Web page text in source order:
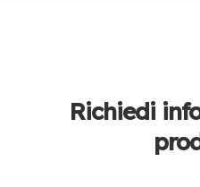
Richiedi